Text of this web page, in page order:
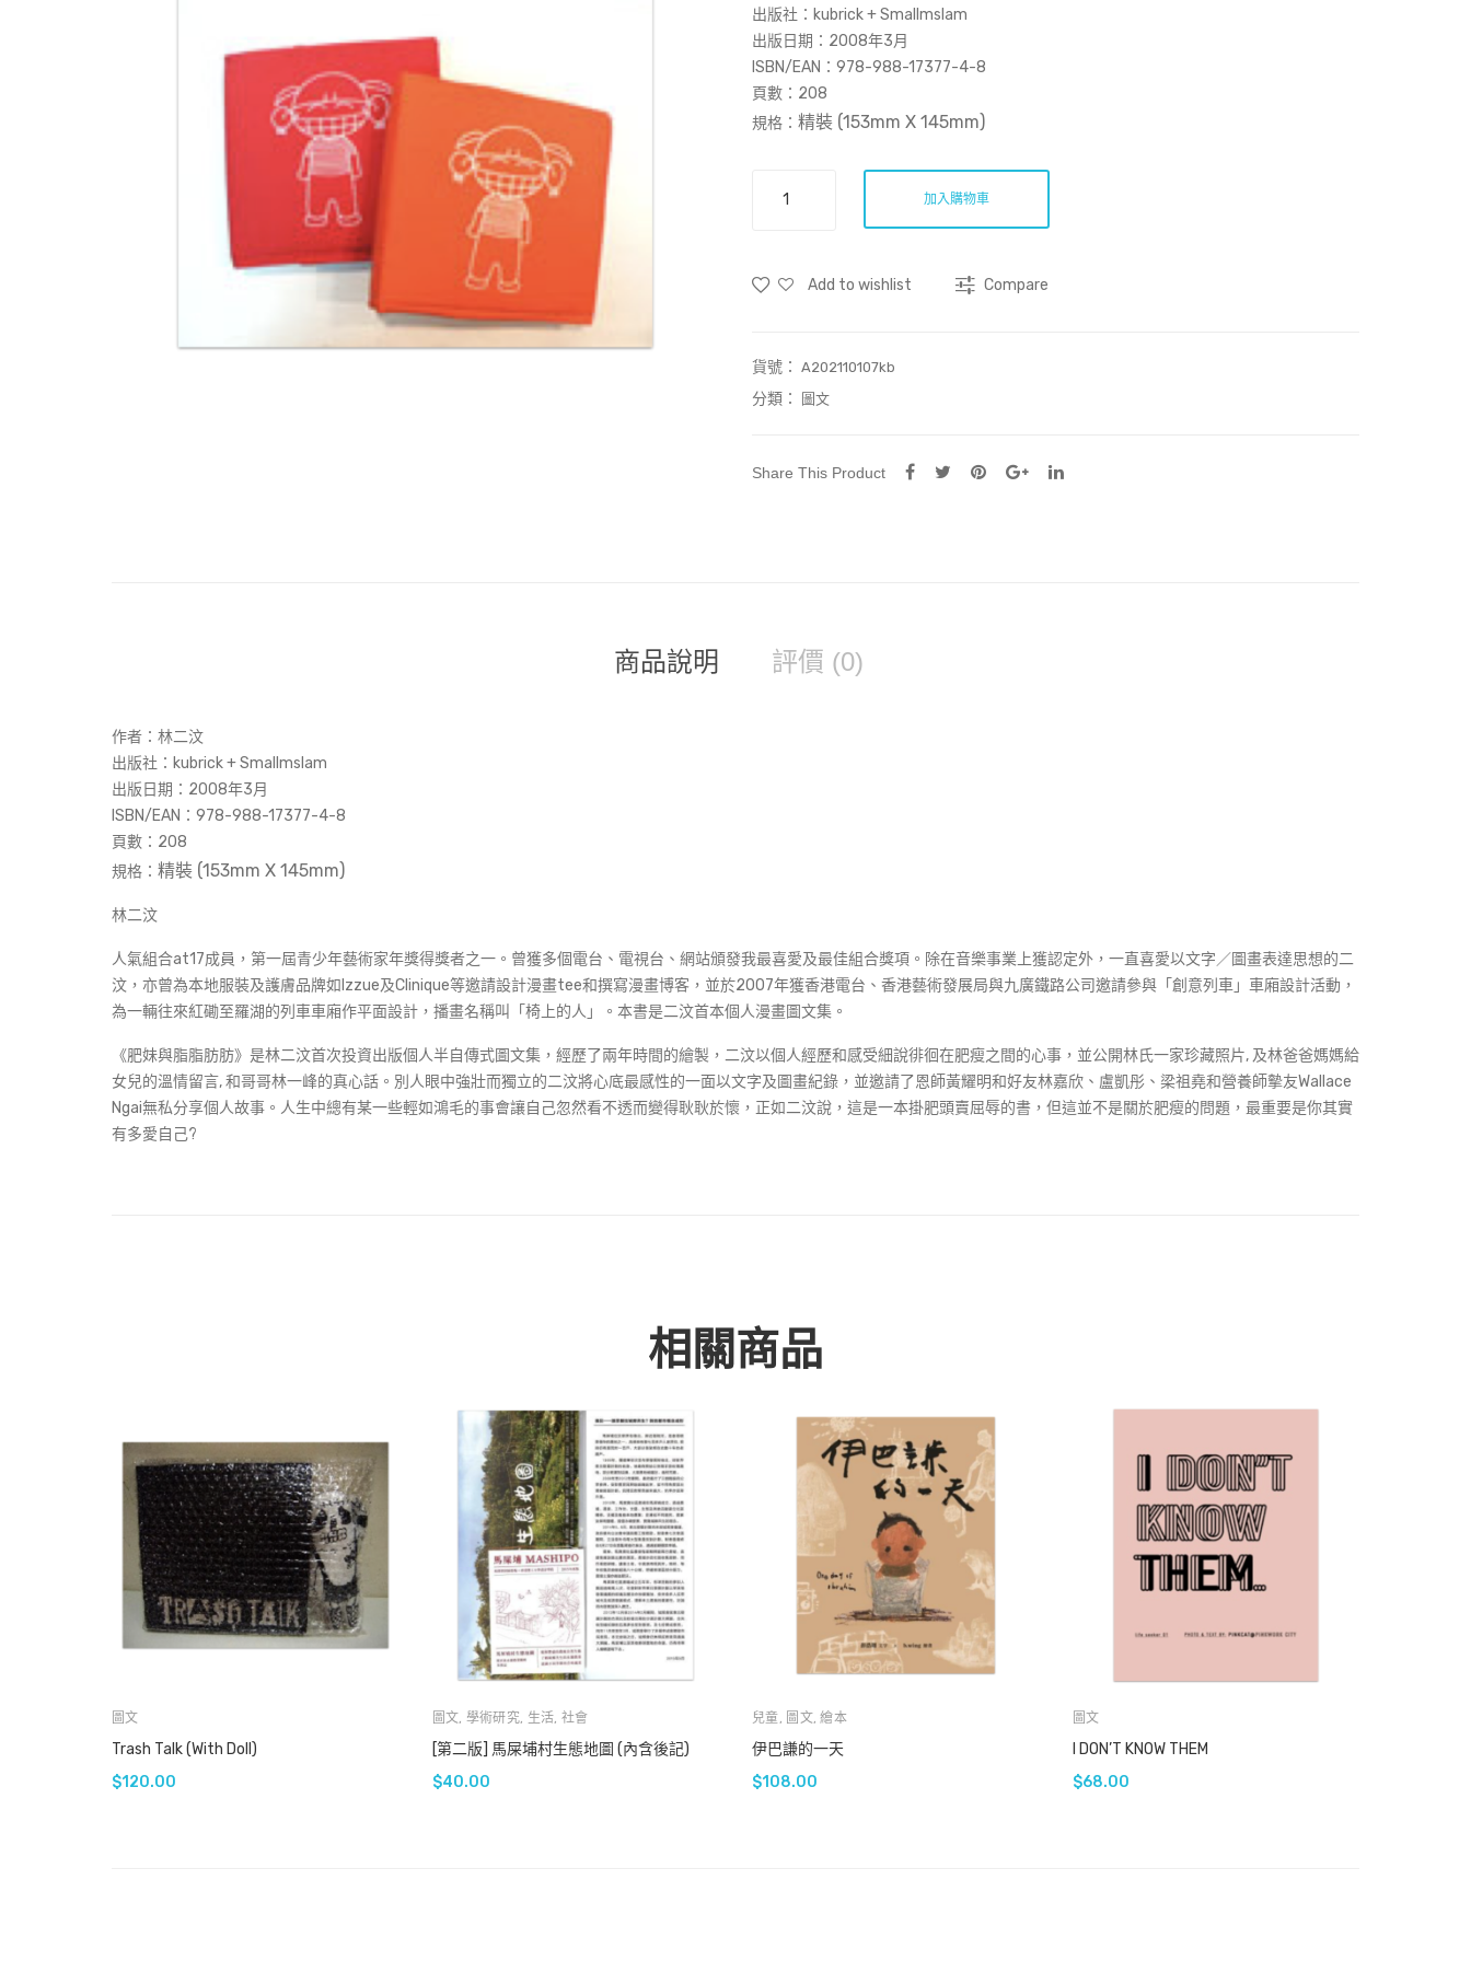
出版社：kubrick + Smallmslam
出版日期：2008年3月
ISBN/EAN：978-988-17377-4-8
頁數： 208
規格： 精裝 (153mm X 145mm)
脂
+書
套
數
加入購物車
Add to wishlist Compare
貨號： A202110107kb
分類： 圖文
Share This Product
商品說明 評價 (0)
作者：林二汶
出版社：kubrick + Smallmslam
出版日期：2008年3月
ISBN/EAN：978-988-17377-4-8
頁數： 208
規格： 精裝 (153mm X 145mm)
林二汶
人氣組合at17成員，第一屆青少年藝術家年獎得獎者之一。曾獲多個電台、電視台、網站頒發我最喜愛及最佳組合獎項。除在音樂事業上獲認定外，一直喜愛以文字／圖畫表達思想的二
汶，亦曾為本地服裝及護膚品牌如Izzue及Clinique等邀請設計漫畫tee和撰寫漫畫博客，並於2007年獲香港電台、香港藝術發展局與九廣鐵路公司邀請參與「創意列車」車廂設計活動，
為一輛往來紅磡至羅湖的列車車廂作平面設計，播畫名稱叫「椅上的人」。本書是二汶首本個人漫畫圖文集。
《肥妹與脂脂肪肪》是林二汶首次投資出版個人半自傳式圖文集，經歷了兩年時間的繪製，二汶以個人經歷和感受細說徘徊在肥瘦之間的心事，並公開林氏一家珍藏照片, 及林爸爸媽媽給
女兒的溫情留言, 和哥哥林一峰的真心話。別人眼中強壯而獨立的二汶將心底最感性的一面以文字及圖畫紀錄，並邀請了恩師黃耀明和好友林嘉欣、盧凱彤、梁祖堯和營養師摰友Wallace
Ngai無私分享個人故事。人生中總有某一些輕如鴻毛的事會讓自己忽然看不透而變得耿耿於懷，正如二汶說，這是一本掛肥頭賣屈辱的書，但這並不是關於肥瘦的問題，最重要是你其實
有多愛自己?
相關商品
圖文
Trash Talk (with Doll)
$120.00
圖文, 學術研究, 生活, 社會
[第二版] 馬屎埔村生態地圖 (內含後記)
$40.00
兒童, 圖文,繪本
伊巴謙的一天
$108.00
圖文
I DON’T KNOW THEM
$68.00